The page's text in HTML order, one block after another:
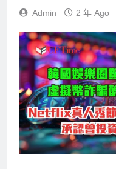
Admin 2 年 Ago